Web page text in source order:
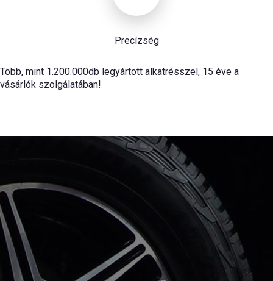
Precízség
Több, mint 1.200.000db legyártott alkatrésszel, 15 éve a
vásárlók szolgálatában!
Szabó-Autóművek Kft.
Szabó Gyula
tulajdonos-ügyvezető
Telefon: +36 66/448-706; +36 20 966-3000
E-mail: info@szaboautomuvek.hu
Back To Top